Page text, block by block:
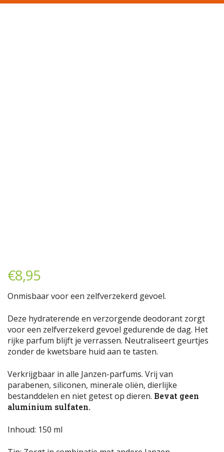
€8,95
Onmisbaar voor een zelfverzekerd gevoel.
Deze hydraterende en verzorgende deodorant zorgt
voor een zelfverzekerd gevoel gedurende de dag. Het
rijke parfum blijft je verrassen. Neutraliseert geurtjes
zonder de kwetsbare huid aan te tasten.
Verkrijgbaar in alle Janzen-parfums. Vrij van
parabenen, siliconen, minerale oliën, dierlijke
bestanddelen en niet getest op dieren. Bevat geen
aluminium sulfaten.
Inhoud: 150 ml